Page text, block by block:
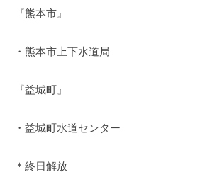
『熊本市』
・熊本市上下水道局
『益城町』
・益城町水道センター
＊終日解放